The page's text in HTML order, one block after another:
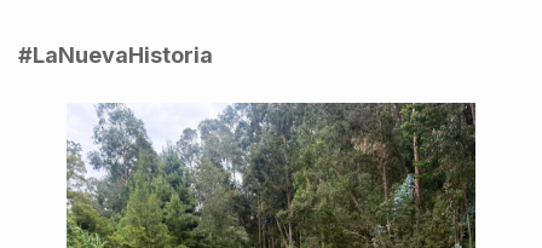
#LaNuevaHistoria